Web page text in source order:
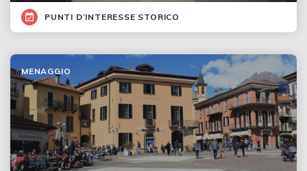
PUNTI D’INTERESSE STORICO
MENAGGIO